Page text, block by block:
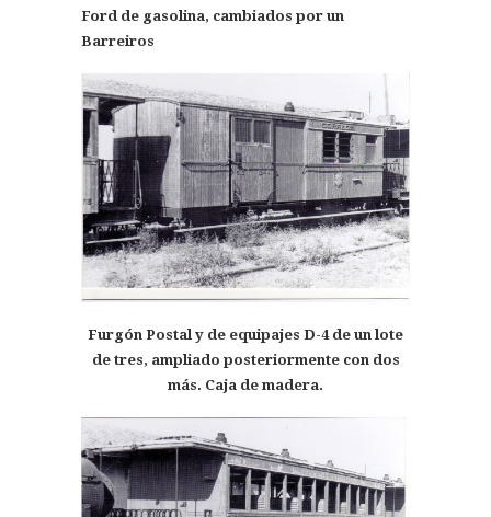
Ford de gasolina, cambiados por un
Barreiros
Furgón Postal y de equipajes D-4 de un lote
de tres, ampliado posteriormente con dos
más. Caja de madera.